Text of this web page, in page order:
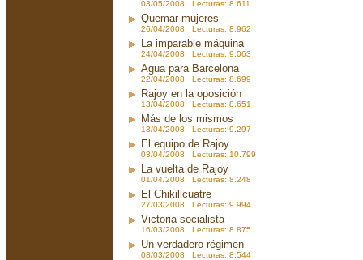
03/05/2008 Lecturas: 8.611
Quemar mujeres
26/04/2008 Lecturas: 8.962
La imparable máquina
24/04/2008 Lecturas: 9.063
Agua para Barcelona
22/04/2008 Lecturas: 8.699
Rajoy en la oposición
13/04/2008 Lecturas: 8.651
Más de los mismos
13/04/2008 Lecturas: 9.297
El equipo de Rajoy
03/04/2008 Lecturas: 10.799
La vuelta de Rajoy
01/04/2008 Lecturas: 8.248
El Chikilicuatre
27/03/2008 Lecturas: 9.994
Victoria socialista
16/03/2008 Lecturas: 8.875
Un verdadero régimen
08/03/2008 Lecturas: 8.544